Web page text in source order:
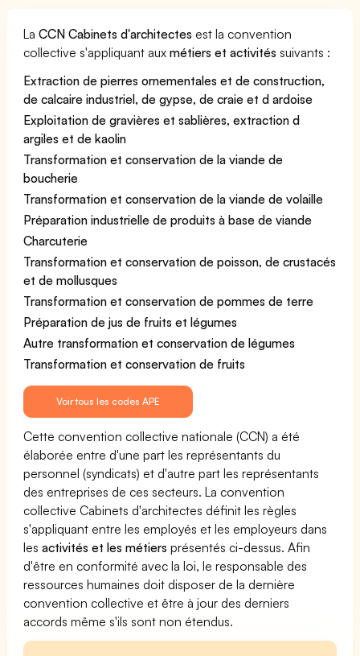
LaCCN Cabinets d'architectes est la convention
collective s'appliquant auxmétiers et activités suivants :
Extraction de pierres ornementales et de construction,
de calcaire industriel, de gypse, de craie et d ardoise
Exploitation de gravières et sablières, extraction d
argiles et de kaolin
Transformation et conservation de la viande de
boucherie
Transformation et conservation de la viande de volaille
Préparation industrielle de produits à base de viande
Charcuterie
Transformation et conservation de poisson, de crustacés
et de mollusques
Transformation et conservation de pommes de terre
Préparation de jus de fruits et légumes
Autre transformation et conservation de légumes
Transformation et conservation de fruits
Voir tous les codes APE
Cette convention collective nationale (CCN) a été
élaborée entre d'une part les représentants du
personnel (syndicats) et d'autre part les représentants
des entreprises de ces secteurs. La convention
collective Cabinets d'architectes définit les règles
s'appliquant entre les employés et les employeurs dans
lesactivités et les métiers présentés ci-dessus. Afin
d'être en conformité avec la loi, le responsable des
ressources humaines doit disposer de la dernière
convention collective et être à jour des derniers
accords même s'ils sont non étendus.